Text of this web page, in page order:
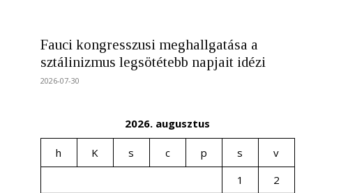
Fauci kongresszusi meghallgatása a
sztálinizmus legsötétebb napjait idézi
2026-07-30
2026. augusztus
h K s c p s
v
1
2